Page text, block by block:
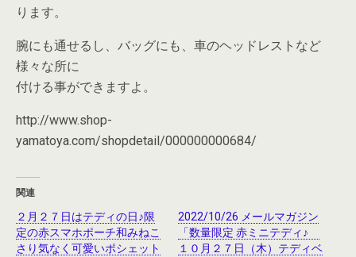
ります。
腕にも通せるし、バッグにも、車のヘッドレストなど
様々な所に
付ける事ができますよ。
http://www.shop-
yamatoya.com/shopdetail/000000000684/
関連
２月２７日はテディの日♪限
定の赤スマホポーチ和みねこ
さり気なく可愛いポシェット
2022/10/26 メールマガジン
「数量限定 赤ミニテディ♪
１０月２７日（木）テディベ